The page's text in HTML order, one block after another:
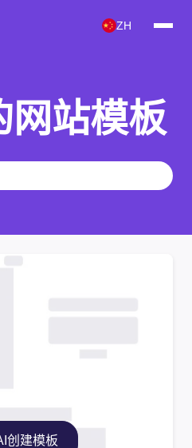
ZH
网站模板
创建模板